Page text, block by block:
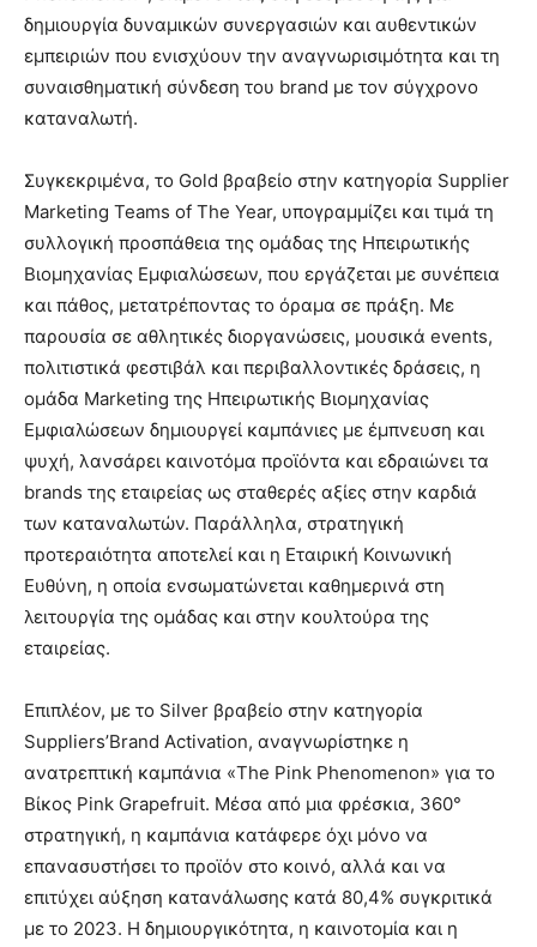
δημιουργία δυναμικών συνεργασιών και αυθεντικών
εμπειριών που ενισχύουν την αναγνωρισιμότητα και τη
συναισθηματική σύνδεση του brand με τον σύγχρονο
καταναλωτή.
Συγκεκριμένα, το Gold βραβείο στην κατηγορία Supplier
Marketing Teams of The Year, υπογραμμίζει και τιμά τη
συλλογική προσπάθεια της ομάδας της Ηπειρωτικής
Βιομηχανίας Εμφιαλώσεων, που εργάζεται με συνέπεια
και πάθος, μετατρέποντας το όραμα σε πράξη. Με
παρουσία σε αθλητικές διοργανώσεις, μουσικά events,
πολιτιστικά φεστιβάλ και περιβαλλοντικές δράσεις, η
ομάδα Marketing της Ηπειρωτικής Βιομηχανίας
Εμφιαλώσεων δημιουργεί καμπάνιες με έμπνευση και
ψυχή, λανσάρει καινοτόμα προϊόντα και εδραιώνει τα
brands της εταιρείας ως σταθερές αξίες στην καρδιά
των καταναλωτών. Παράλληλα, στρατηγική
προτεραιότητα αποτελεί και η Εταιρική Κοινωνική
Ευθύνη, η οποία ενσωματώνεται καθημερινά στη
λειτουργία της ομάδας και στην κουλτούρα της
εταιρείας.
Επιπλέον, με το Silver βραβείο στην κατηγορία
Suppliers’Brand Activation, αναγνωρίστηκε η
ανατρεπτική καμπάνια «The Pink Phenomenon» για το
Βίκος Pink Grapefruit. Μέσα από μια φρέσκια, 360°
στρατηγική, η καμπάνια κατάφερε όχι μόνο να
επανασυστήσει το προϊόν στο κοινό, αλλά και να
επιτύχει αύξηση κατανάλωσης κατά 80,4% συγκριτικά
με το 2023. Η δημιουργικότητα, η καινοτομία και η